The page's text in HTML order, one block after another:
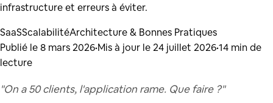
infrastructure et erreurs à éviter.
SaaSScalabilitéArchitecture & Bonnes Pratiques
Publié le8 mars 2026•Mis à jour le24 juillet 2026•14 min de
lecture
"On a 50 clients, l'application rame. Que faire ?"